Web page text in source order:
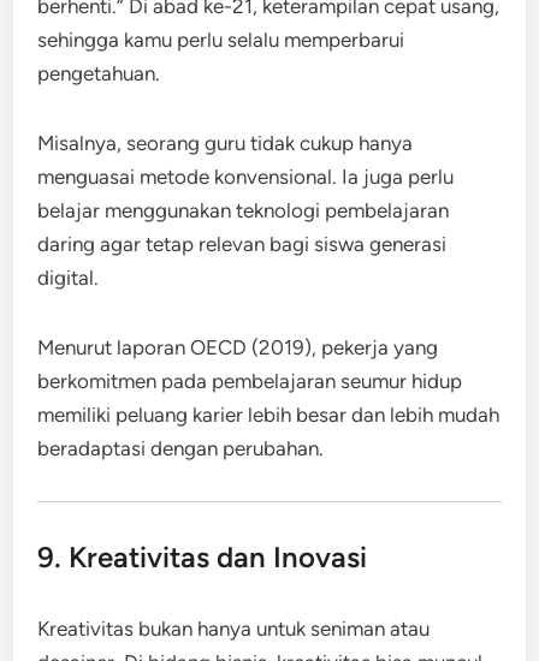
berhenti.” Di abad ke-21, keterampilan cepat usang,
sehingga kamu perlu selalu memperbarui
pengetahuan.
Misalnya, seorang guru tidak cukup hanya
menguasai metode konvensional. Ia juga perlu
belajar menggunakan teknologi pembelajaran
daring agar tetap relevan bagi siswa generasi
digital.
Menurut laporan OECD (2019), pekerja yang
berkomitmen pada pembelajaran seumur hidup
memiliki peluang karier lebih besar dan lebih mudah
beradaptasi dengan perubahan.
9. Kreativitas dan Inovasi
Kreativitas bukan hanya untuk seniman atau